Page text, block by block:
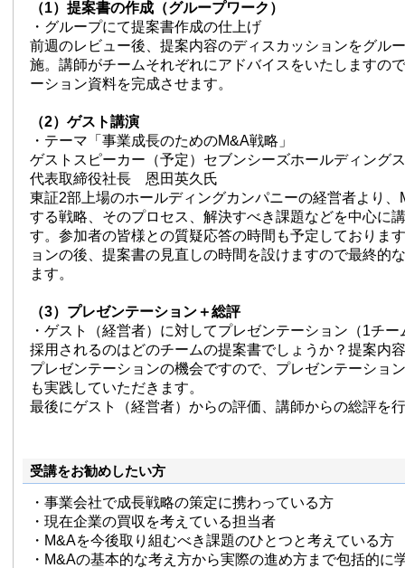
（1）提案書の作成（グループワーク）
・グループにて提案書作成の仕上げ
前週のレビュー後、提案内容のディスカッションをグル
施。講師がチームそれぞれにアドバイスをいたしますの
ーション資料を完成させます。
（2）ゲスト講演
・テーマ「事業成長のためのM&A戦略」
ゲストスピーカー（予定）セブンシーズホールディング
代表取締役社長 恩田英久氏
東証2部上場のホールディングカンパニーの経営者より、
する戦略、そのプロセス、解決すべき課題などを中心に
す。参加者の皆様との質疑応答の時間も予定しておりま
ョンの後、提案書の見直しの時間を設けますので最終的
ます。
（3）プレゼンテーション＋総評
・ゲスト（経営者）に対してプレゼンテーション（1チー
採用されるのはどのチームの提案書でしょうか？提案内
プレゼンテーションの機会ですので、プレゼンテーショ
も実践していただきます。
最後にゲスト（経営者）からの評価、講師からの総評を
受講をお勧めしたい方
・事業会社で成長戦略の策定に携わっている方
・現在企業の買収を考えている担当者
・M&Aを今後取り組むべき課題のひとつと考えている方
・M&Aの基本的な考え方から実際の進め方まで包括的に